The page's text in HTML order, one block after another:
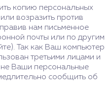
копию персональных
возразить против
нам письменное
почты или по другим
Так как Ваш компьютер
третьими лицами и
Ваши персональные
сообщить об